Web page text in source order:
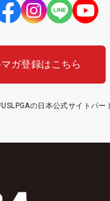
マガ登録はこちら
の日本公式サイトパー